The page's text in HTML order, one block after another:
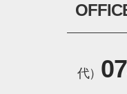
代）